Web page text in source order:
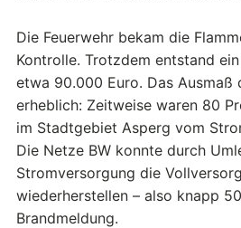
Die Feuerwehr bekam die
Kontrolle. Trotzdem entstand
etwa 90.000 Euro. Das Ausmaß
erheblich: Zeitweise waren 80
im Stadtgebiet Asperg vom
Die Netze BW konnte durch
Stromversorgung die
wiederherstellen – also knapp
Brandmeldung.